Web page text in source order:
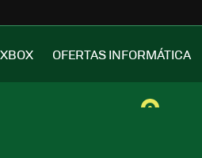
XBOX OFERTAS INFORMÁTICA